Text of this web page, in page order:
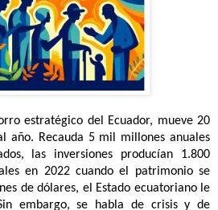
estratégico del Ecuador, mueve 20
año. Recauda 5 mil millones anuales
las inversiones producían 1.800
en 2022 cuando el patrimonio se
de dólares, el Estado ecuatoriano le
embargo, se habla de crisis y de